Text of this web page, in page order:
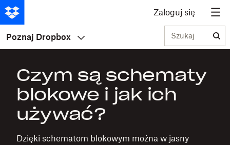
Zaloguj się
Poznaj Dropbox Szukaj
Czym są schematy
blokowe i jak ich
używać?
Dzięki schematom blokowym można w jasny